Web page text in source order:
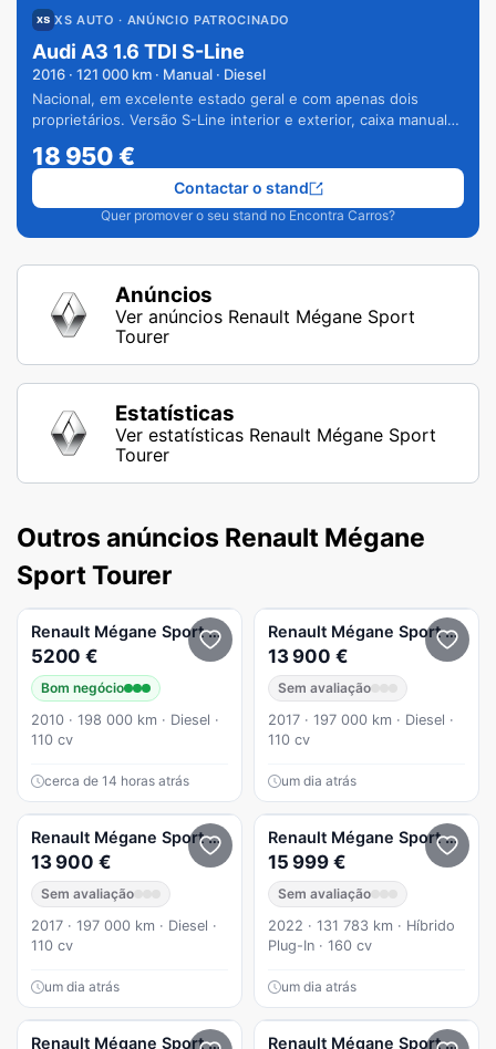
XS AUTO · ANÚNCIO PATROCINADO
Audi A3 1.6 TDI S-Line
2016 · 121 000 km · Manual · Diesel
Nacional, em excelente estado geral e com apenas dois
proprietários. Versão S-Line interior e exterior, caixa manual
18 950€
Quer promover o seu stand no Encontra Carros?
Contactar o stand
Anúncios
Ver anúncios Renault Mégane Sport
Tourer
Estatísticas
Ver estatísticas Renault Mégane Sport
Tourer
Outros anúncios Renault Mégane
Sport Tourer
Renault Mégane Sport Tourer
5200 €
Bom negócio
2010 · 198 000 km · Diesel ·
110 cv
cerca de 14 horas atrás
Renault Mégane Sport Tourer
13 900 €
Sem avaliação
2017 · 197 000 km · Diesel ·
110 cv
um dia atrás
Renault Mégane Sport Tourer 1.5 dCi Dynamique S EDC
13 900 €
Sem avaliação
2017 · 197 000 km · Diesel ·
110 cv
um dia atrás
Renault Mégane Sport Tourer
15 999 €
Sem avaliação
2022 · 131 783 km · Híbrido
Plug-In · 160 cv
um dia atrás
Renault Mégane Sport Tourer 1.5 dCi Confort
Renault Mégane Sport Tourer